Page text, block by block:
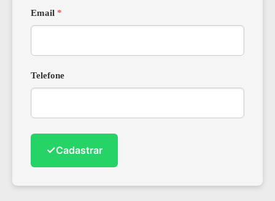
Email *
Telefone
✓Cadastrar